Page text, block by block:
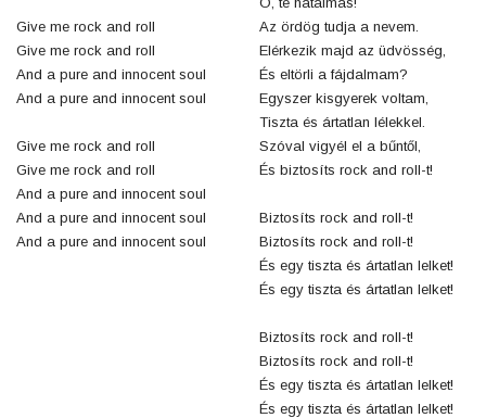
Give me rock and roll
Give me rock and roll
And a pure and innocent soul
And a pure and innocent soul
Give me rock and roll
Give me rock and roll
And a pure and innocent soul
And a pure and innocent soul
And a pure and innocent soul
Az ördög tudja a nevem.
Elérkezik majd az üdvösség,
És eltörli a fájdalmam?
Egyszer kisgyerek voltam,
Tiszta és ártatlan lélekkel.
Szóval vigyél el a bűntől,
És biztosíts rock and roll-t!
Biztosíts rock and roll-t!
Biztosíts rock and roll-t!
És egy tiszta és ártatlan lelket!
És egy tiszta és ártatlan lelket!
Biztosíts rock and roll-t!
Biztosíts rock and roll-t!
És egy tiszta és ártatlan lelket!
És egy tiszta és ártatlan lelket!